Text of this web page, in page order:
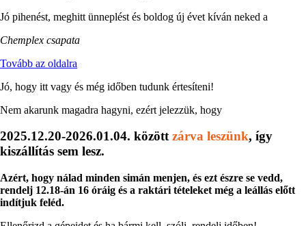
Jó pihenést, meghitt ünneplést és boldog új évet kíván neked a
Chemplex csapata
Tovább az oldalra
Jó, hogy itt vagy és még időben tudunk értesíteni!
Nem akarunk magadra hagyni, ezért jelezzük, hogy
2025.12.20-2026.01.04. közöttzárva leszünk, így
kiszállítás sem lesz.
Azért, hogy nálad minden simán menjen, és ezt észre se vedd,
rendelj 12.18-án 16 óráig és a raktári tételeket még a leállás előtt
indítjuk feléd.